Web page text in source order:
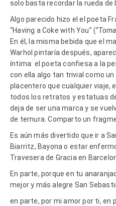
solo basta recordar la rueda
Algo parecido hizo el el poeta
“Having a Coke with You” (“
En él, la misma bebida que el
Warhol pintaría después,
íntima: el poeta confiesa a la
con ella algo tan trivial como
placentero que cualquier viaje,
todos los retratos y estatuas
deja de ser una marca y se
de ternura. Comparto un
Es aún más divertido que ir a
Biarritz, Bayona o estar
Travesera de Gracia en
En parte, porque en tu
mejor y más alegre San
en parte, por mi amor por ti, en